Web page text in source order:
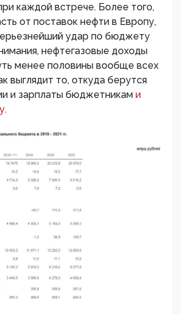
каждой встрече. Более того,
от поставок нефти в Европу,
удар по бюджету
нефтегазовые доходы
менее половины вообще всех
выглядит то, откуда берутся
и зарплаты бюджетникам и